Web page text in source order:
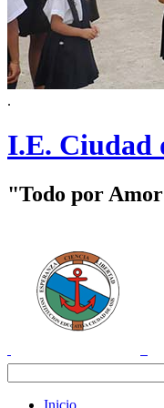
.
I.E. Ciudad
"Todo por
Inicio